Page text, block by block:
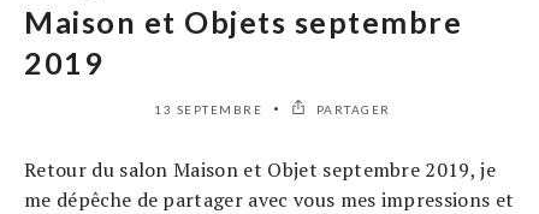
Maison et Objets septembre
2019
13 SEPTEMBRE PARTAGER
Retour du salon Maison et Objet septembre 2019, je
me dépêche de partager avec vous mes impressions et